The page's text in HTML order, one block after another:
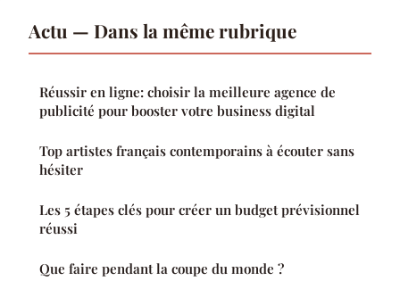
Actu — Dans la même rubrique
Réussir en ligne: choisir la meilleure agence de
publicité pour booster votre business digital
Top artistes français contemporains à écouter sans
hésiter
Les 5 étapes clés pour créer un budget prévisionnel
réussi
Que faire pendant la coupe du monde ?